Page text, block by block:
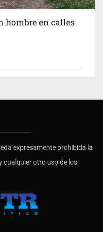
hombre en calles
expresamente prohibida la
cualquier otro uso de los